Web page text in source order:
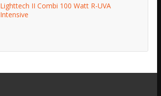
Lighttech II Combi 100 Watt R-UVA
Intensive